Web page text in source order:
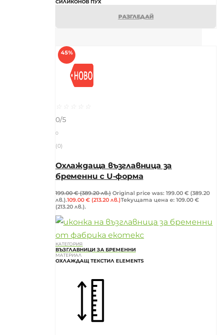
СИЛИКОНОВ ПУХ
РАЗГЛЕДАЙ
45%
☆ ☆ ☆ ☆
☆
0/5
0
(0)
Охлаждаща възглавница за
бременни с U-форма
199.00€ (389.20 лв.) Original price was: 199.00 € (389.20
лв.).109.00 € (213.20 лв.)Текущата цена е: 109.00 €
(213.20 лв.).
КАТЕГОРИЯ
ВЪЗГЛАВНИЦИ ЗА БРЕМЕННИ
МАТЕРИАЛ
ОХЛАЖДАЩ ТЕКСТИЛ ELEMENTS